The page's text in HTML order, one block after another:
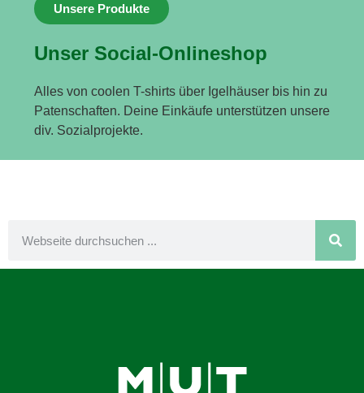
Unsere Produkte
Unser Social-Onlineshop
Alles von coolen T-shirts über Igelhäuser bis hin zu
Patenschaften. Deine Einkäufe unterstützen unsere
div. Sozialprojekte.